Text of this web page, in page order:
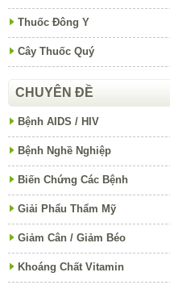
Thuốc Đông Y
Cây Thuốc Quý
CHUYÊN ĐỀ
Bệnh AIDS / HIV
Bệnh Nghề Nghiệp
Biến Chứng Các Bệnh
Giải Phẩu Thẩm Mỹ
Giảm Cân / Giảm Béo
Khoáng Chất Vitamin